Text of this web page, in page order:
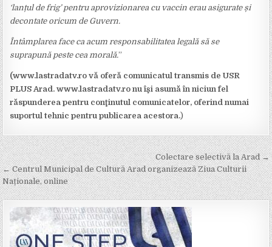
‘lanțul de frig’ pentru aprovizionarea cu vaccin erau asigurate și
decontate oricum de Guvern.
Întâmplarea face ca acum responsabilitatea legală să se
suprapună peste cea morală.”
(www.lastradatv.ro vă oferă comunicatul transmis de USR
PLUS Arad.www.lastradatv.ro nu îşi asumă în niciun fel
răspunderea pentru conţinutul comunicatelor, oferind numai
suportul tehnic pentru publicarea acestora.)
Post
navigation
Colectare selectivă la Arad →
← Centrul Municipal de Cultură Arad organizează Ziua Culturii
Naționale, online